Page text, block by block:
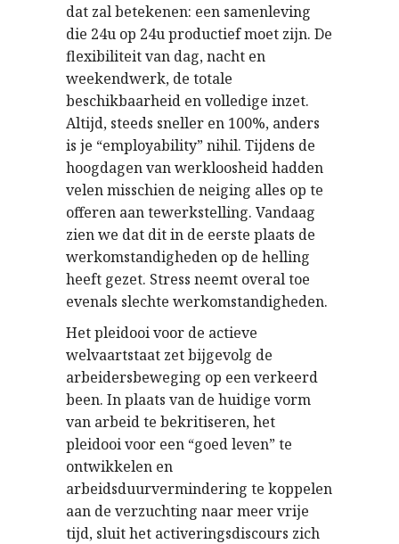
dat zal betekenen: een samenleving
die 24u op 24u productief moet zijn. De
flexibiliteit van dag, nacht en
weekendwerk, de totale
beschikbaarheid en volledige inzet.
Altijd, steeds sneller en 100%, anders
is je “employability” nihil. Tijdens de
hoogdagen van werkloosheid hadden
velen misschien de neiging alles op te
offeren aan tewerkstelling. Vandaag
zien we dat dit in de eerste plaats de
werkomstandigheden op de helling
heeft gezet. Stress neemt overal toe
evenals slechte werkomstandigheden.
Het pleidooi voor de actieve
welvaartstaat zet bijgevolg de
arbeidersbeweging op een verkeerd
been. In plaats van de huidige vorm
van arbeid te bekritiseren, het
pleidooi voor een “goed leven” te
ontwikkelen en
arbeidsduurvermindering te koppelen
aan de verzuchting naar meer vrije
tijd, sluit het activeringsdiscours zich